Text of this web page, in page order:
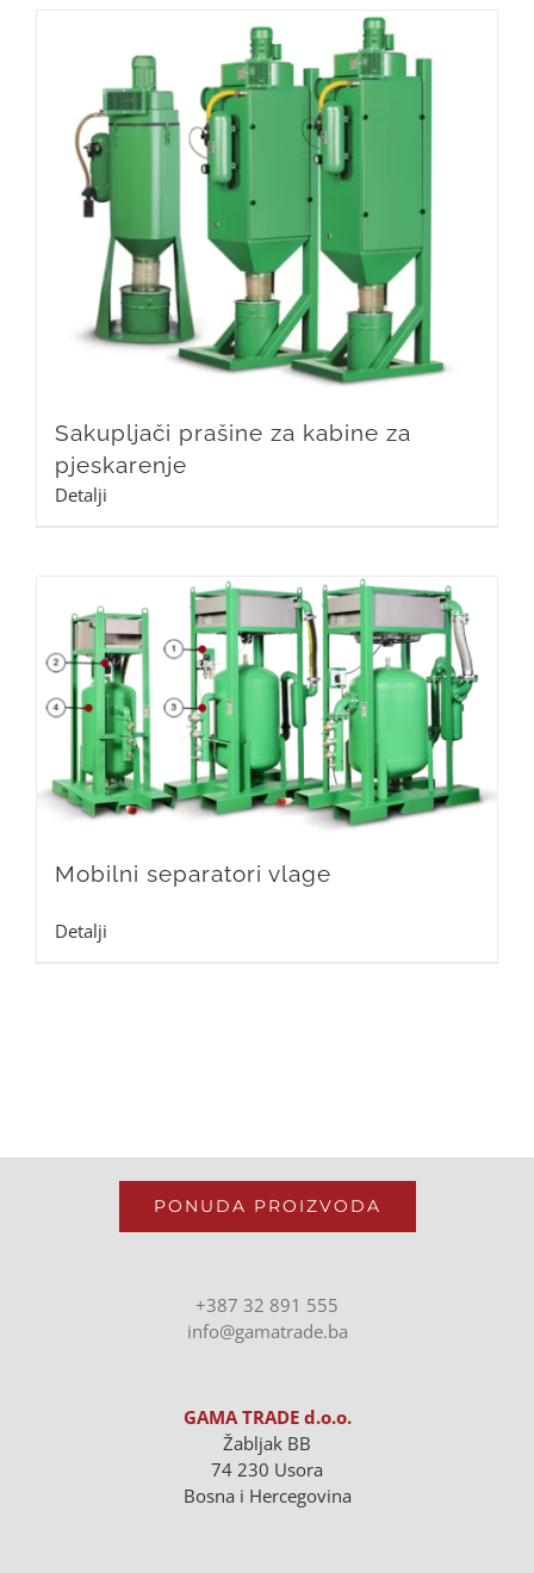
Sakupljači prašine za kabine za
pjeskarenje
Detalji
Mobilni separatori vlage
Detalji
PONUDA PROIZVODA
+387 32 891 555
info@gamatrade.ba
GAMA TRADE d.o.o.
Žabljak BB
74 230 Usora
Bosna i Hercegovina